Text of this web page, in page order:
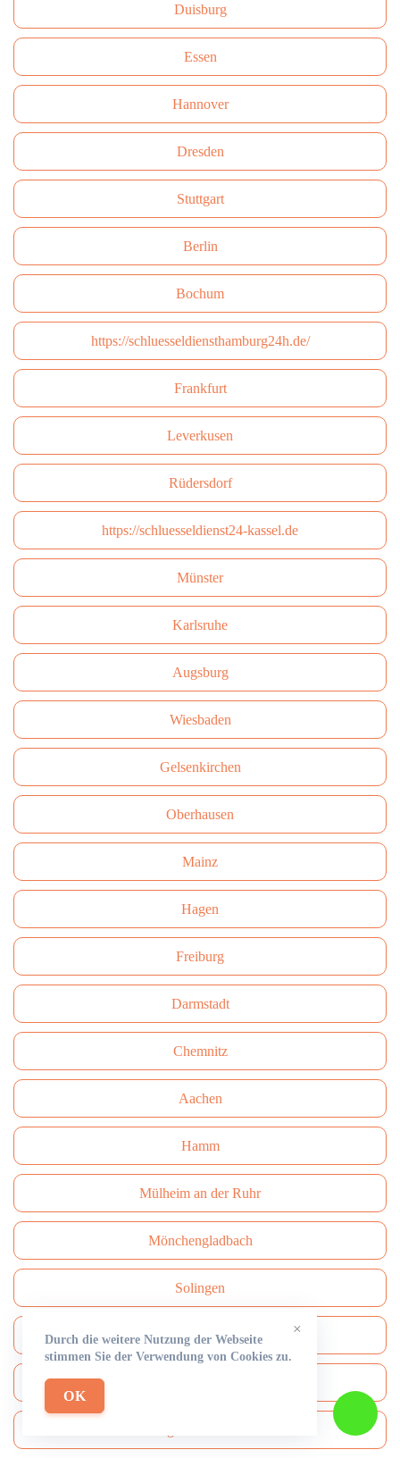
Duisburg
Essen
Hannover
Dresden
Stuttgart
Berlin
Bochum
https://schluesseldiensthamburg24h.de/
Frankfurt
Leverkusen
Rüdersdorf
https://schluesseldienst24-kassel.de
Münster
Karlsruhe
Augsburg
Wiesbaden
Gelsenkirchen
Oberhausen
Mainz
Hagen
Freiburg
Darmstadt
Сhemnitz
Aachen
Hamm
Mülheim an der Ruhr
Mönchengladbach
Solingen
Paderborn ×
Durch die weitere Nutzung der Webseite
stimmen Sie der Verwendung von Cookies zu.
OK